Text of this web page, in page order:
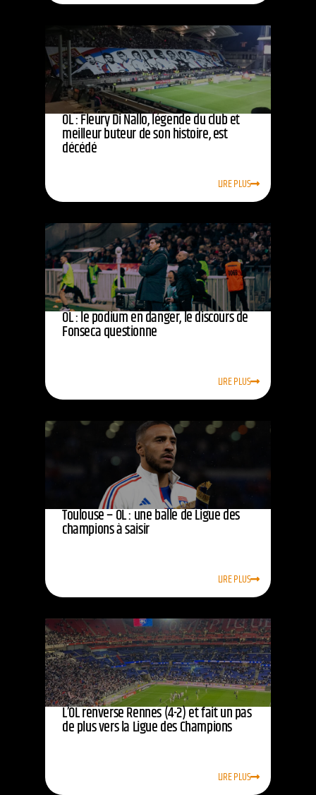
OL : Fleury Di Nallo, légende du club et
meilleur buteur de son histoire, est
décédé
LIRE PLUS
OL : le podium en danger, le discours de
Fonseca questionne
LIRE PLUS
Toulouse – OL : une balle de Ligue des
champions à saisir
LIRE PLUS
L’OL renverse Rennes (4-2) et fait un pas
de plus vers la Ligue des Champions
LIRE PLUS